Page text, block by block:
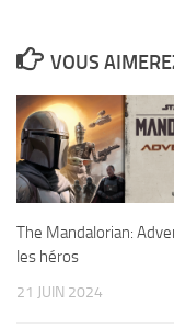
VOUS
The Mandalorian:
les héros
21 JUIN 2024